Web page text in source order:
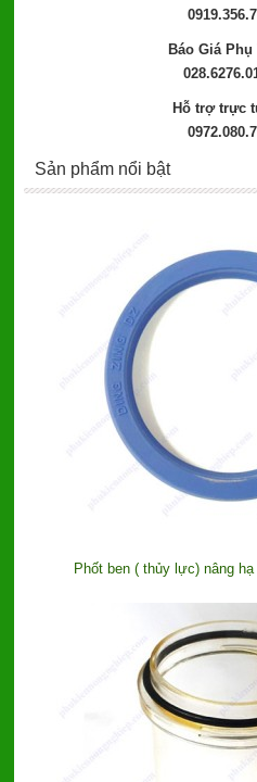
Báo Giá Phụ
Hỗ trợ trực
Sản phẩm nổi bật
Phốt ben ( thủy lực) nâng